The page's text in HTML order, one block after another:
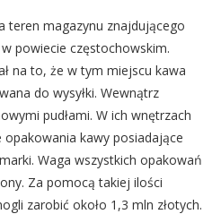
teren magazynu znajdującego
powiecie częstochowskim.
na to, że w tym miejscu kawa
do wysyłki. Wewnątrz
pudłami. W ich wnętrzach
kawy posiadające
Waga wszystkich opakowań
Za pomocą takiej ilości
zarobić około 1,3 mln złotych.